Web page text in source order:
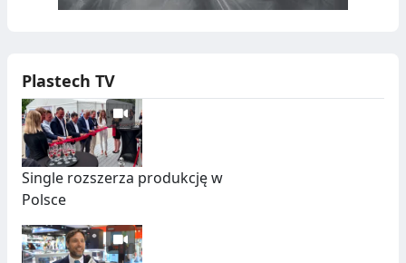
Plastech TV
Single rozszerza produkcję w
Polsce